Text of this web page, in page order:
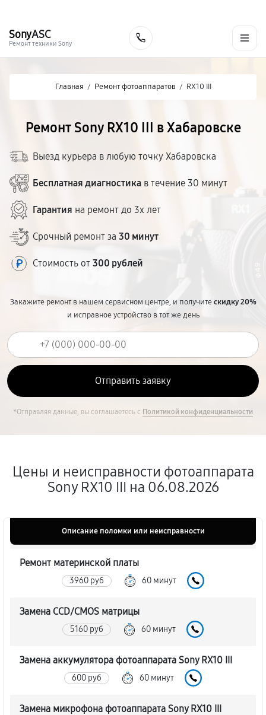
SonyASC
Ремонт техники Sony
Главная / Ремонт фотоаппаратов / RX10 III
Ремонт Sony RX10 III в Хабаровске
Выезд курьера в любую точку Хабаровска
Бесплатная диагностика в течение 30 минут
Гарантия на ремонт до 3х лет
Срочный ремонт за 30 минут
Стоимость от 300 рублей
Закажите ремонт в нашем сервисном центре, и получитескидку 20%
и исправное устройство в тот же день
*Отправляя данные, вы соглашаетесь с Политикой конфиденциальности
Цены и неисправности фотоаппарата
Sony RX10 III на 06.08.2026
Описание поломки или неисправности
Ремонт материнской платы
3960 руб 60 минут
Замена CCD/CMOS матрицы
5160 руб 60 минут
Замена аккумулятора фотоаппарата Sony RX10 III
600 руб 60 минут
Замена микрофона фотоаппарата Sony RX10 III